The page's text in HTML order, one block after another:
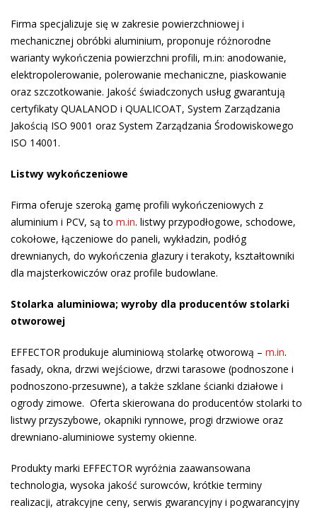
Firma specjalizuje się w zakresie powierzchniowej i
mechanicznej obróbki aluminium, proponuje różnorodne
warianty wykończenia powierzchni profili, m.in: anodowanie,
elektropolerowanie, polerowanie mechaniczne, piaskowanie
oraz szczotkowanie. Jakość świadczonych usług gwarantują
certyfikaty QUALANOD i QUALICOAT, System Zarządzania
Jakością ISO 9001 oraz System Zarządzania Środowiskowego
ISO 14001.
Listwy wykończeniowe
Firma oferuje szeroką gamę profili wykończeniowych z
aluminium i PCV, są to m.in. listwy przypodłogowe, schodowe,
cokołowe, łączeniowe do paneli, wykładzin, podłóg
drewnianych, do wykończenia glazury i terakoty, kształtowniki
dla majsterkowiczów oraz profile budowlane.
Stolarka aluminiowa; wyroby dla producentów stolarki
otworowej
EFFECTOR produkuje aluminiową stolarkę otworową – m.in.
fasady, okna, drzwi wejściowe, drzwi tarasowe (podnoszone i
podnoszono-przesuwne), a także szklane ścianki działowe i
ogrody zimowe. Oferta skierowana do producentów stolarki to
listwy przyszybowe, okapniki rynnowe, progi drzwiowe oraz
drewniano-aluminiowe systemy okienne.
Produkty marki EFFECTOR wyróżnia zaawansowana
technologia, wysoka jakość surowców, krótkie terminy
realizacji, atrakcyjne ceny, serwis gwarancyjny i pogwarancyjny